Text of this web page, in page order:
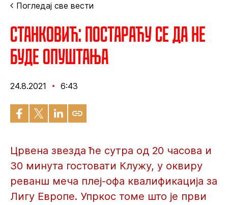
Погледај све вести
Станковић: Постараћу се да не
буде опуштања
24.8.2021 6:43
Црвена звезда ће сутра од 20 часова и
30 минута гостовати Клужу, у оквиру
реванш меча плеј-офа квалификација за
Лигу Европе. Упркос томе што је први